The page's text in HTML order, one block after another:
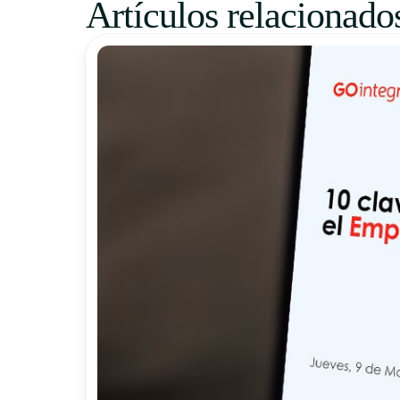
Artículos